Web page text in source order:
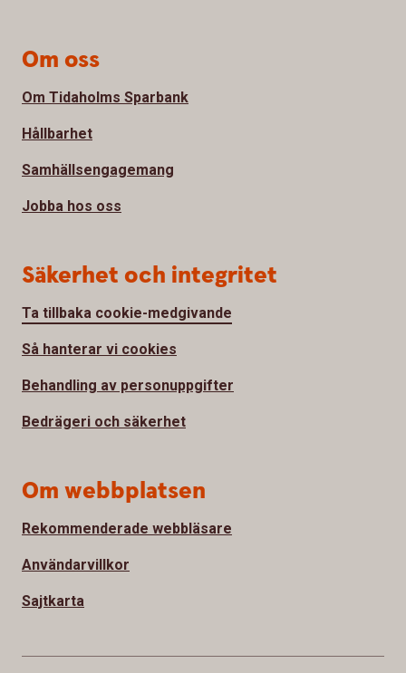
Om oss
Om Tidaholms Sparbank
Hållbarhet
Samhällsengagemang
Jobba hos oss
Säkerhet och integritet
Ta tillbaka cookie-medgivande
Så hanterar vi cookies
Behandling av personuppgifter
Bedrägeri och säkerhet
Om webbplatsen
Rekommenderade webbläsare
Användarvillkor
Sajtkarta